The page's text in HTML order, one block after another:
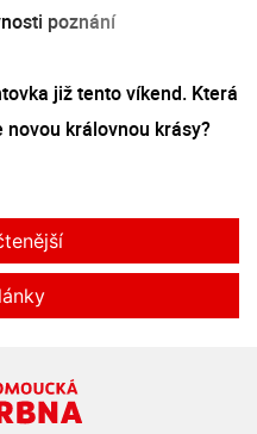
poznání
již tento víkend. Která
novou královnou krásy?